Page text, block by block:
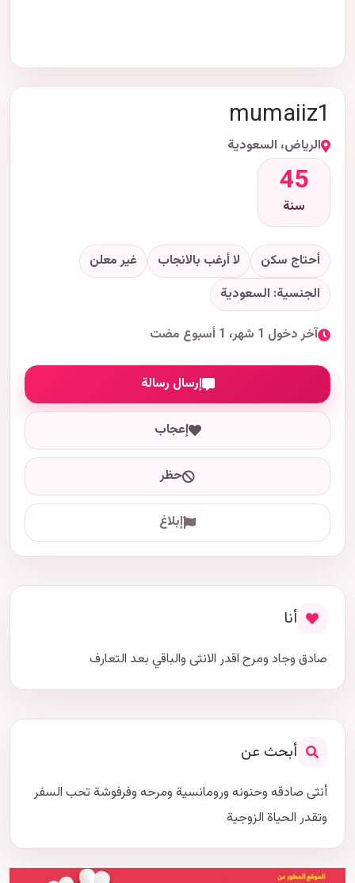
mumaiiz1
الرياض، السعودية
45
سنة
أحتاج سكن لا أرغب بالانجاب
غير معلن
الجنسية: السعودية
آخر دخول 1 شهر، 1 أسبوع مضت
إرسال رسالة
إعجاب
حظر
إبلاغ
أنا
صادق وجاد ومرح اقدر الانثى والباقي بعد التعارف
أبحث عن
أنثى صادقه وحنونه ورومانسية ومرحه وفرفوشة تحب السفر
وتقدر الحياة الزوجية